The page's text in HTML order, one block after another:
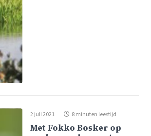
2 juli 2021 8 minuten leestijd
Met Fokko Bosker op